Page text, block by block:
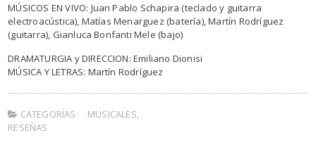
MÚSICOS EN VIVO: Juan Pablo Schapira (teclado y guitarra
electroacústica), Matías Menarguez (batería), Martín Rodríguez
(guitarra), Gianluca Bonfanti Mele (bajo)
DRAMATURGIA y DIRECCION: Emiliano Dionisi
MÚSICA Y LETRAS: Martín Rodríguez
CATEGORÍAS: MUSICALES,
RESEÑAS